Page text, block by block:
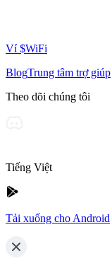
Ví $WiFi
BlogTrung tâm trợ giúp
Theo dõi chúng tôi
Tiếng Việt
Tải xuống cho Android